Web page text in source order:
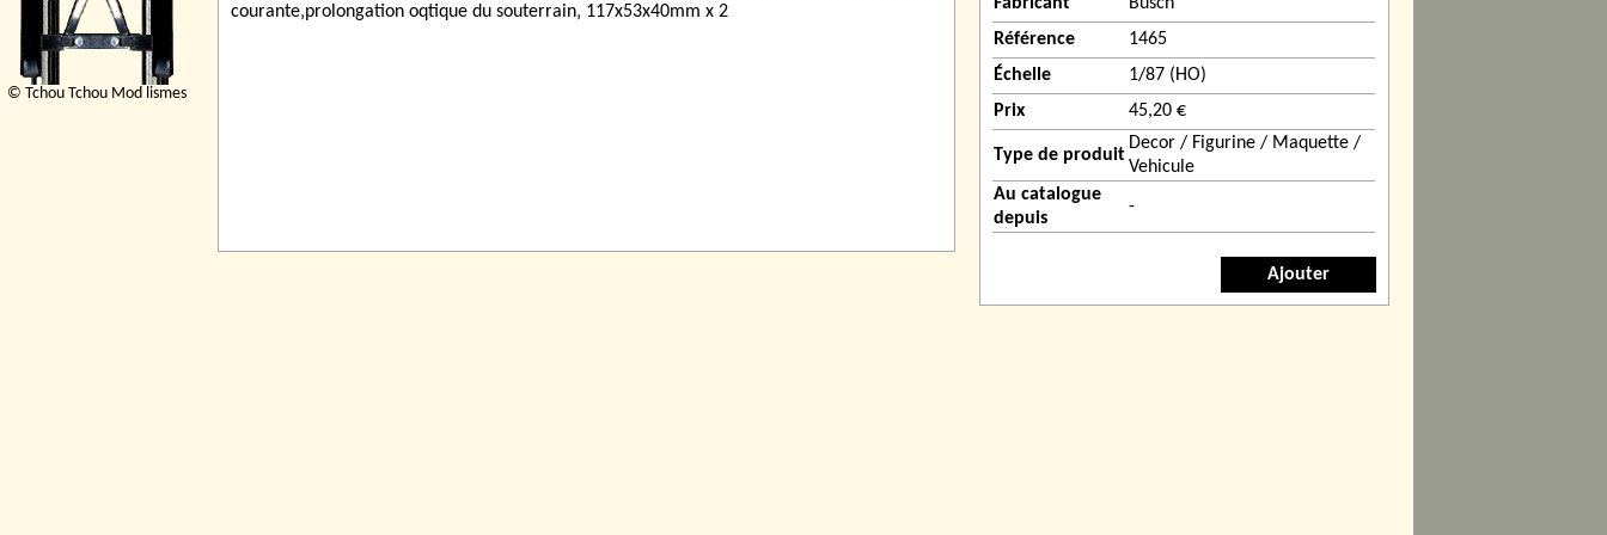
© Tchou Tchou Mod lismes
Référence
1465
Échelle
1/87 (HO)
Prix
45,20 €
Type de produit
Decor / Figurine / Maquette /
Vehicule
Au catalogue
depuis
-
Ajouter